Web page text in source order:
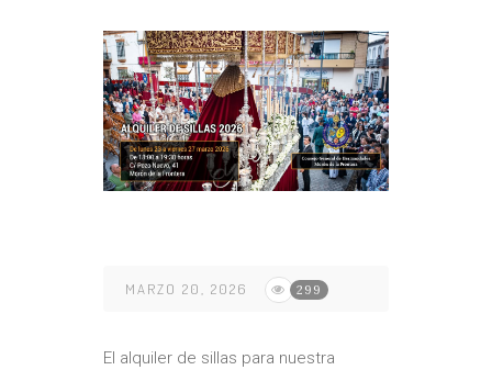
MARZO 20, 2026 299
El alquiler de sillas para nuestra